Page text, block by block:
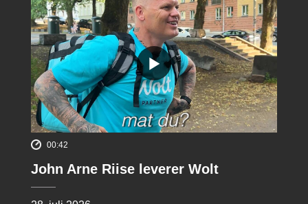
00:42
John Arne Riise leverer Wolt